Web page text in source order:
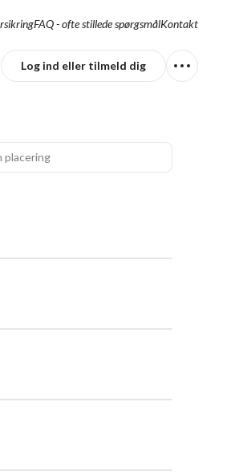
FAQ - ofte stillede spørgsmålKontakt
Log ind eller tilmeld dig